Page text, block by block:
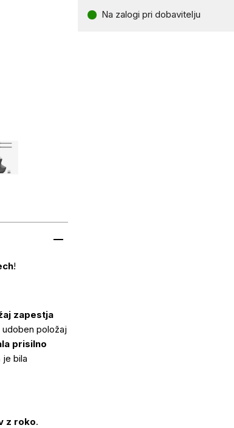
Na zalogi pri dobavitelju
!
zapestja
udoben položaj
prisilno
bila
z roko.